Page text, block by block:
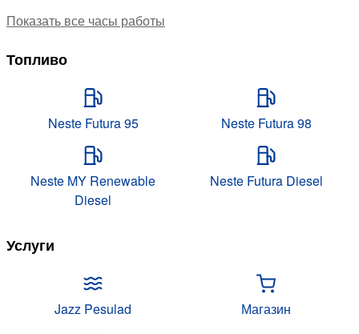
Показать все часы работы
Топливо
Neste Futura 95 Neste Futura 98
Neste MY Renewable
Diesel
Neste Futura Diesel
Услуги
Jazz Pesulad Магазин